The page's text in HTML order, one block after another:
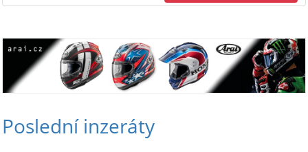
Poslední inzeráty